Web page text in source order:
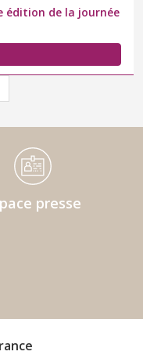
édition de la journée
suivante
presse